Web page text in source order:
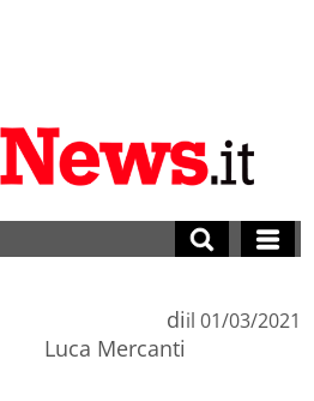
di
Luca Mercanti
il 01/03/2021